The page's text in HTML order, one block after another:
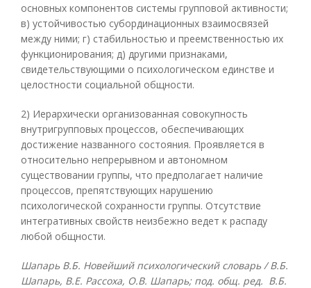
основных компонентов системы групповой активности;
в) устойчивостью субординационных взаимосвязей
между ними; г) стабильностью и преемственностью их
функционирования; д) другими признаками,
свидетельствующими о психологическом единстве и
целостности социальной общности.
2) Иерархически организованная совокупность
внутригрупповых процессов, обеспечивающих
достижение названного состояния. Проявляется в
относительно непрерывном и автономном
существовании группы, что предполагает наличие
процессов, препятствующих нарушению
психологической сохранности группы. Отсутствие
интегративных свойств неизбежно ведет к распаду
любой общности.
Шапарь В.Б. Новейший психологический словарь / В.Б.
Шапарь, В.Е. Рассоха, О.В. Шапарь; под. общ. ред. В.Б.